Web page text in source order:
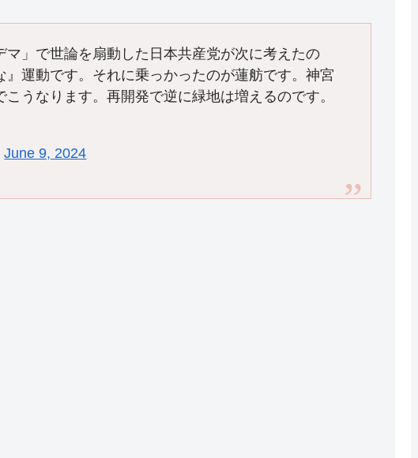
」で世論を扇動した日本共産党が次に考えたの
運動です。それに乗っかったのが蓮舫です。神宮
うなります。再開発で逆に緑地は増えるのです。
June 9, 2024